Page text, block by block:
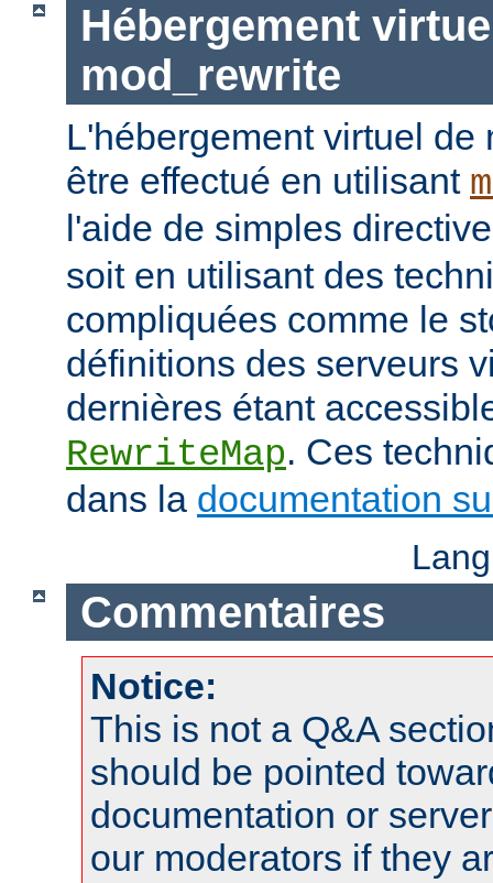
Hébergement
mod_rewrite
L'hébergement virtuel de
être effectué en utilisant
l'aide de simples
soit en utilisant des
compliquées comme le
définitions des serveurs
dernières étant
RewriteMap. Ces
dans la documentation
Commentaires
Notice:
This is not a Q&A
should be pointed
documentation or
our moderators if they